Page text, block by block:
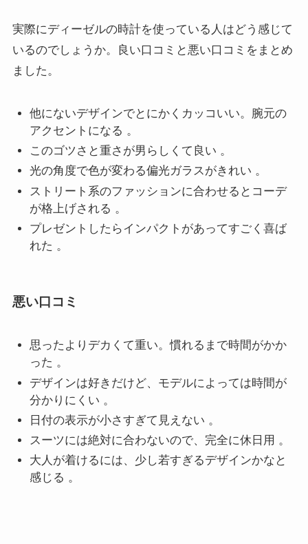
実際にディーゼルの時計を使っている人はどう感じて
いるのでしょうか。良い口コミと悪い口コミをまとめ
ました。
他にないデザインでとにかくカッコいい。腕元の
アクセントになる 。
このゴツさと重さが男らしくて良い 。
光の角度で色が変わる偏光ガラスがきれい 。
ストリート系のファッションに合わせるとコーデ
が格上げされる 。
プレゼントしたらインパクトがあってすごく喜ば
れた 。
悪い口コミ
思ったよりデカくて重い。慣れるまで時間がかか
った 。
デザインは好きだけど、モデルによっては時間が
分かりにくい 。
日付の表示が小さすぎて見えない 。
スーツには絶対に合わないので、完全に休日用 。
大人が着けるには、少し若すぎるデザインかなと
感じる 。